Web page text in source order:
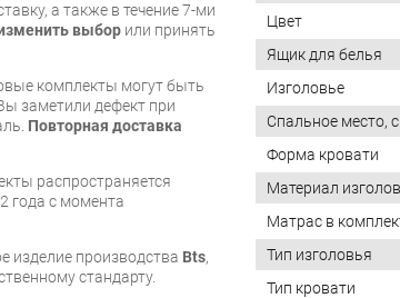
а также в течение 7-ми
выбор или принять
комплекты могут быть
заметили дефект при
Повторная доставка
распространяется
года с момента
изделие производства Bts,
стандарту.
Цвет
Ящик для белья
Изголовье
Спальное место,
Форма кровати
Материал
Матрас в
Тип изголовья
Тип кровати